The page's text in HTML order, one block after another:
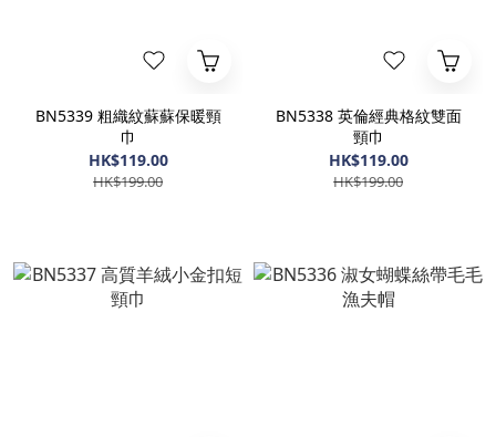
BN5339 粗織紋蘇蘇保暖頸
巾
HK$119.00
HK$199.00
BN5338 英倫經典格紋雙面
頸巾
HK$119.00
HK$199.00